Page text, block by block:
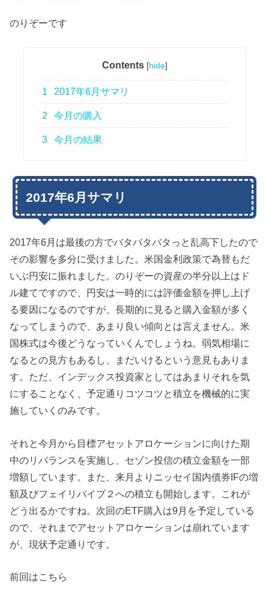
のりぞーです
Contents [hide]
1 2017年6月サマリ
2 今月の購入
3 今月の結果
2017年6月サマリ
2017年6月は最後の方でバタバタバタっと乱高下したので
その影響を多分に受けました。米国金利政策で為替もだ
いぶ円安に振れました。のりぞーの資産の半分以上はド
ル建てですので、円安は一時的には評価金額を押し上げ
る要因になるのですが、長期的に見ると購入金額が多く
なってしまうので、あまり良い傾向とは言えません。米
国株式は今後どうなっていくんでしょうね。弱気相場に
なるとの見方もあるし、まだいけるという意見もありま
す。ただ、インデックス投資家としてはあまりそれを気
にすることなく、予定通りコツコツと積立を機械的に実
施していくのみです。
それと今月から目標アセットアロケーションに向けた期
中のリバランスを実施し、セゾン投信の積立金額を一部
増額しています。また、来月よりニッセイ国内債券IFの増
額及びフェイリバイブ２への積立も開始します。これが
どう出るかですね。次回のETF購入は9月を予定している
ので、それまでアセットアロケーションは崩れています
が、現状予定通りです。
前回はこちら